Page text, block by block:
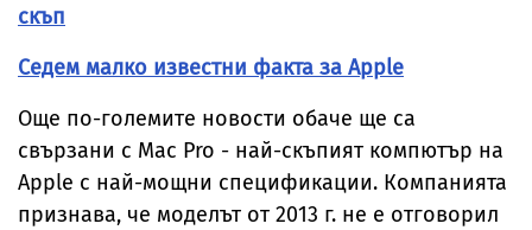
скъп
Седем малко известни факта за Apple
Още по-големите новости обаче ще са
свързани с Mac Pro - най-скъпият компютър на
Apple с най-мощни спецификации. Компанията
признава, че моделът от 2013 г. не е отговорил